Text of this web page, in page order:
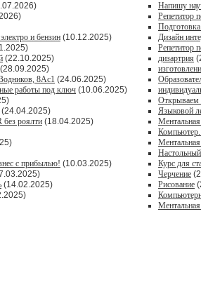
и бензин (10.12.2025)
(22.10.2025)
(28.09.2025)
8Ас1 (24.06.2025)
работы под ключ (10.06.2025)
(24.04.2025)
роялти (18.04.2025)
с прибылью! (10.03.2025)
(14.02.2025)
Напишу
Репетитор
Дизайн
Репетитор
дизартрия
Открываем
Языковой
Компьютер.
Курс для
Черчение
Рисование